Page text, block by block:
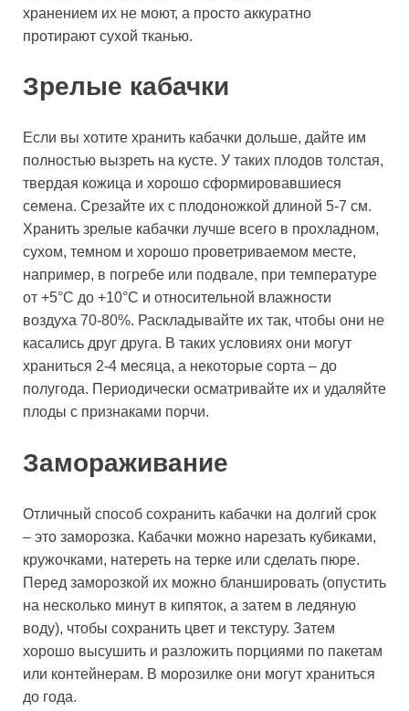
хранением их не моют, а просто аккуратно
протирают сухой тканью.
Зрелые кабачки
Если вы хотите хранить кабачки дольше, дайте им
полностью вызреть на кусте. У таких плодов толстая,
твердая кожица и хорошо сформировавшиеся
семена. Срезайте их с плодоножкой длиной 5-7 см.
Хранить зрелые кабачки лучше всего в прохладном,
сухом, темном и хорошо проветриваемом месте,
например, в погребе или подвале, при температуре
от +5°C до +10°C и относительной влажности
воздуха 70-80%. Раскладывайте их так, чтобы они не
касались друг друга. В таких условиях они могут
храниться 2-4 месяца, а некоторые сорта – до
полугода. Периодически осматривайте их и удаляйте
плоды с признаками порчи.
Замораживание
Отличный способ сохранить кабачки на долгий срок
– это заморозка. Кабачки можно нарезать кубиками,
кружочками, натереть на терке или сделать пюре.
Перед заморозкой их можно бланшировать (опустить
на несколько минут в кипяток, а затем в ледяную
воду), чтобы сохранить цвет и текстуру. Затем
хорошо высушить и разложить порциями по пакетам
или контейнерам. В морозилке они могут храниться
до года.